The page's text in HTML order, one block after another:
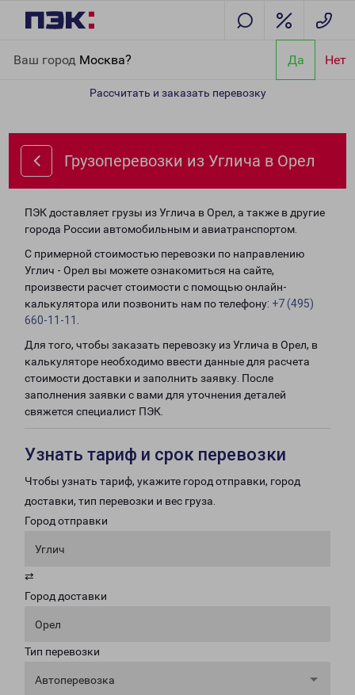
Ваш город Москва? Да Нет
Рассчитать и заказать перевозку
Грузоперевозки из Углича в Орел
ПЭК доставляет грузы из Углича в Орел, а также в другие
города России автомобильным и авиатранспортом.
С примерной стоимостью перевозки по направлению
Углич - Орел вы можете ознакомиться на сайте,
произвести расчет стоимости с помощью онлайн-
калькулятора или позвонить нам по телефону: +7 (495)
660-11-11
Для того, чтобы заказать перевозку из Углича в Орел, в
калькуляторе необходимо ввести данные для расчета
стоимости доставки и заполнить заявку. После
заполнения заявки с вами для уточнения деталей
свяжется специалист ПЭК.
Узнать тариф и срок перевозки
Чтобы узнать тариф, укажите город отправки, город
доставки, тип перевозки и вес груза.
Город отправки
Углич
⇄
Город доставки
Орел
Тип перевозки
Автоперевозка